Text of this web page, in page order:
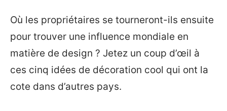
Où les propriétaires se tourneront-ils ensuite
pour trouver une influence mondiale en
matière de design ? Jetez un coup d’œil à
ces cinq idées de décoration cool qui ont la
cote dans d’autres pays.